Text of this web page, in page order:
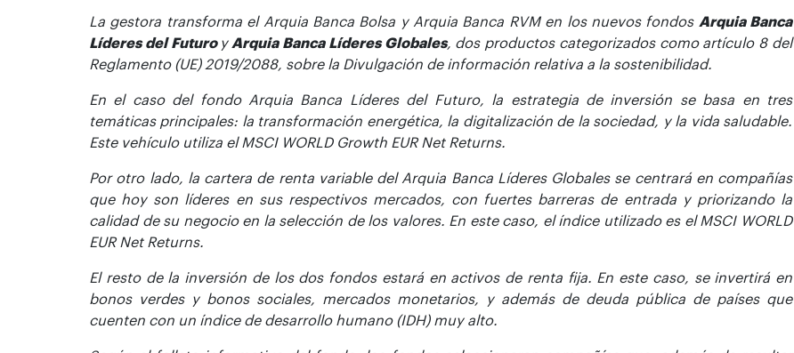
La gestora transforma el Arquia Banca Bolsa y Arquia Banca RVM en los nuevos fondos Arquia Banca
Líderes del Futuro yArquia Banca Líderes Globales, dos productos categorizados como artículo 8 del
Reglamento (UE) 2019/2088, sobre la Divulgación de información relativa a la sostenibilidad.
En el caso del fondo Arquia Banca Líderes del Futuro, la estrategia de inversión se basa en tres
temáticas principales: la transformación energética, la digitalización de la sociedad, y la vida saludable.
Este vehículo utiliza el MSCI WORLD Growth EUR Net Returns.
Por otro lado, la cartera de renta variable del Arquia Banca Líderes Globales se centrará en compañías
que hoy son líderes en sus respectivos mercados, con fuertes barreras de entrada y priorizando la
calidad de su negocio en la selección de los valores. En este caso, el índice utilizado es el MSCI WORLD
EUR Net Returns.
El resto de la inversión de los dos fondos estará en activos de renta fija. En este caso, se invertirá en
bonos verdes y bonos sociales, mercados monetarios, y además de deuda pública de países que
cuenten con un índice de desarrollo humano (IDH) muy alto.